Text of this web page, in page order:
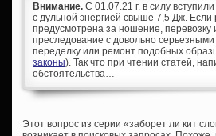
Внимание. С 01.07.21 г. в силу
с дульной энергией свыше 7,5 Дж.
предусмотрена за ношение, перевозку
преследование с довольно
переделку или ремонт подобных
законы). Так что при чтении статей,
обстоятельства…
Этот вопрос из серии «заборет ли кит